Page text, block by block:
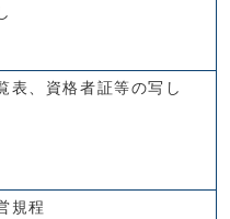
表、資格者証等の写し
規程